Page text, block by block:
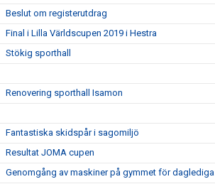
Beslut om registerutdrag
Final i Lilla Världscupen 2019 i Hestra
Stökig sporthall
Renovering sporthall Isamon
Fantastiska skidspår i sagomiljö
Resultat JOMA cupen
Genomgång av maskiner på gymmet för daglediga